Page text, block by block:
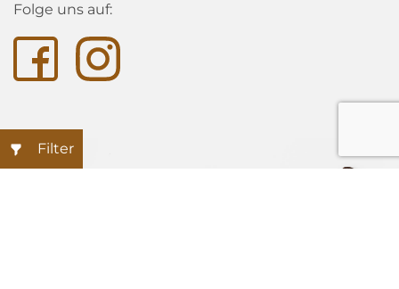
Folge uns auf:
Filter